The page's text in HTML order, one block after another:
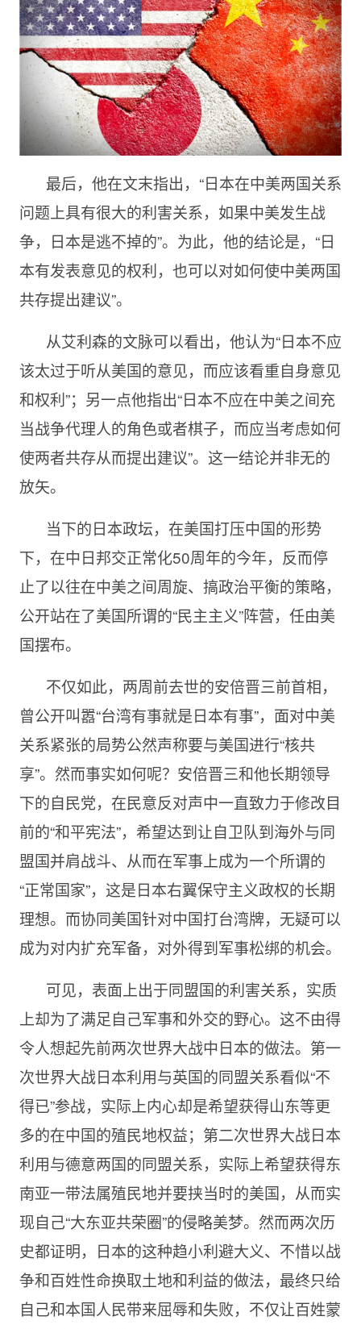
最后，他在文末指出，“日本在中美两国关系
问题上具有很大的利害关系，如果中美发生战
争，日本是逃不掉的”。为此，他的结论是，“日
本有发表意见的权利，也可以对如何使中美两国
共存提出建议”。
从艾利森的文脉可以看出，他认为“日本不应
该太过于听从美国的意见，而应该看重自身意见
和权利”；另一点他指出“日本不应在中美之间充
当战争代理人的角色或者棋子，而应当考虑如何
使两者共存从而提出建议”。这一结论并非无的
放矢。
当下的日本政坛，在美国打压中国的形势
下，在中日邦交正常化50周年的今年，反而停
止了以往在中美之间周旋、搞政治平衡的策略，
公开站在了美国所谓的“民主主义”阵营，任由美
国摆布。
不仅如此，两周前去世的安倍晋三前首相，
曾公开叫嚣“台湾有事就是日本有事”，面对中美
关系紧张的局势公然声称要与美国进行“核共
享”。然而事实如何呢？安倍晋三和他长期领导
下的自民党，在民意反对声中一直致力于修改目
前的“和平宪法”，希望达到让自卫队到海外与同
盟国并肩战斗、从而在军事上成为一个所谓的
“正常国家”，这是日本右翼保守主义政权的长期
理想。而协同美国针对中国打台湾牌，无疑可以
成为对内扩充军备，对外得到军事松绑的机会。
可见，表面上出于同盟国的利害关系，实质
上却为了满足自己军事和外交的野心。这不由得
令人想起先前两次世界大战中日本的做法。第一
次世界大战日本利用与英国的同盟关系看似“不
得已”参战，实际上内心却是希望获得山东等更
多的在中国的殖民地权益；第二次世界大战日本
利用与德意两国的同盟关系，实际上希望获得东
南亚一带法属殖民地并要挟当时的美国，从而实
现自己“大东亚共荣圈”的侵略美梦。然而两次历
史都证明，日本的这种趋小利避大义、不惜以战
争和百姓性命换取土地和利益的做法，最终只给
自己和本国人民带来屈辱和失败，不仅让百姓蒙